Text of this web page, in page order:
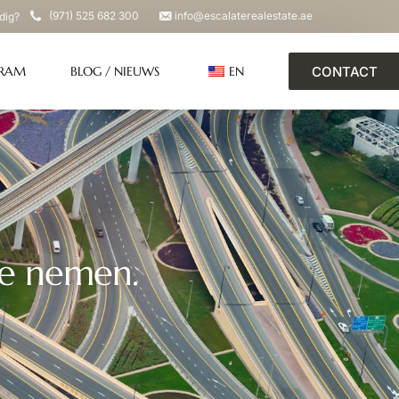
(971) 525 682 300 info@escalaterealestate.ae
BLOG / NIEUWS EN CONTACT
nemen.